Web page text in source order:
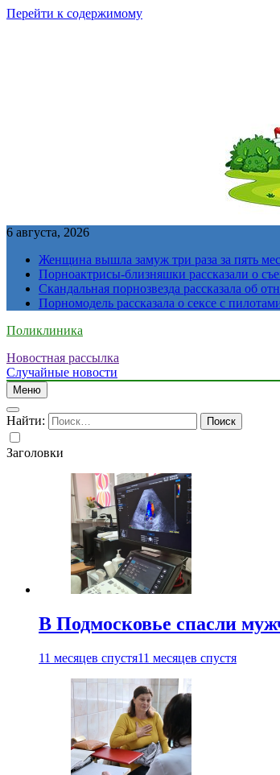
Перейти к содержимому
6 августа, 2026
Женщина вышла замуж три раза за пять
Порноактрисы-близняшки рассказали о
Скандальная порнозвезда рассказала об
Порномодель рассказала о сексе с
Поликлиника
Новостная рассылка
Случайные новости
Меню
Найти:
Заголовки
В Подмосковье спасли
11 месяцев спустя11 месяцев спустя